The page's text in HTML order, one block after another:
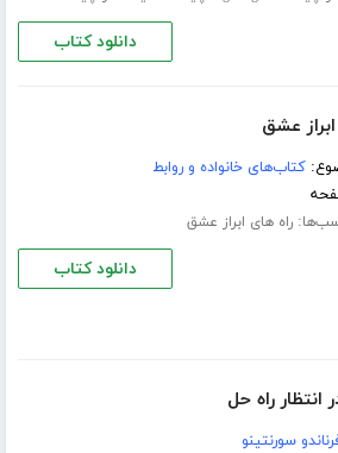
دانلود کتاب
کتاب‌های خانواده و روابط
راه های ابراز عشق
دانلود کتاب
راه حل
سورنتینو